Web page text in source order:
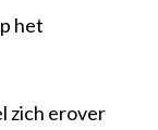
het
zich erover